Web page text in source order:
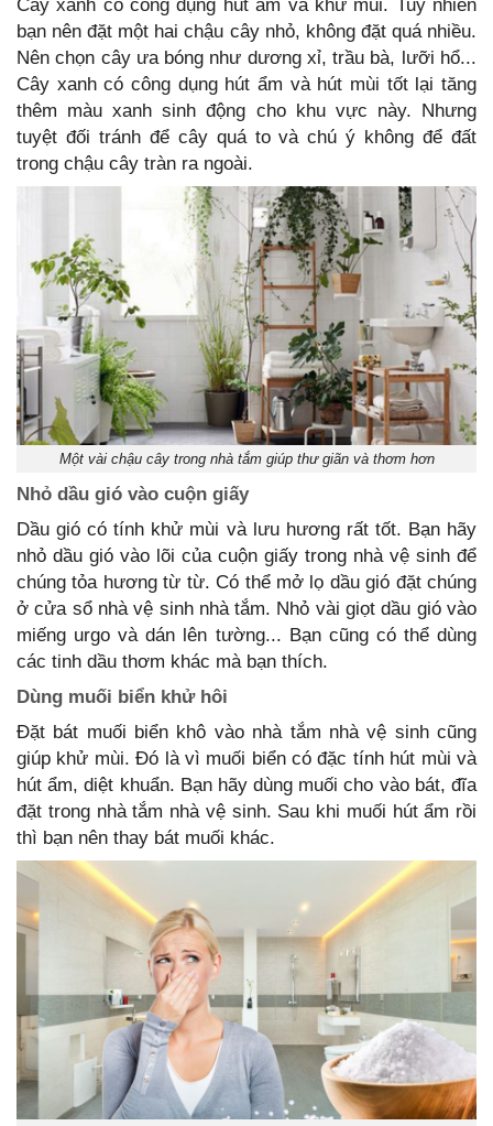
Cây xanh có công dụng hút ẩm và khử mùi. Tuy nhiên
bạn nên đặt một hai chậu cây nhỏ, không đặt quá nhiều.
Nên chọn cây ưa bóng như dương xỉ, trầu bà, lưỡi hổ...
Cây xanh có công dụng hút ẩm và hút mùi tốt lại tăng
thêm màu xanh sinh động cho khu vực này. Nhưng
tuyệt đối tránh để cây quá to và chú ý không để đất
trong chậu cây tràn ra ngoài.
Một vài chậu cây trong nhà tắm giúp thư giãn và thơm hơn
Nhỏ dầu gió vào cuộn giấy
Dầu gió có tính khử mùi và lưu hương rất tốt. Bạn hãy
nhỏ dầu gió vào lõi của cuộn giấy trong nhà vệ sinh để
chúng tỏa hương từ từ. Có thể mở lọ dầu gió đặt chúng
ở cửa sổ nhà vệ sinh nhà tắm. Nhỏ vài giọt dầu gió vào
miếng urgo và dán lên tường... Bạn cũng có thể dùng
các tinh dầu thơm khác mà bạn thích.
Dùng muối biển khử hôi
Đặt bát muối biển khô vào nhà tắm nhà vệ sinh cũng
giúp khử mùi. Đó là vì muối biển có đặc tính hút mùi và
hút ẩm, diệt khuẩn. Bạn hãy dùng muối cho vào bát, đĩa
đặt trong nhà tắm nhà vệ sinh. Sau khi muối hút ẩm rồi
thì bạn nên thay bát muối khác.